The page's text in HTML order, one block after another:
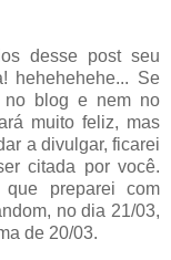
desse post seu
hehehehehe... Se
no blog e nem no
muito feliz, mas
a divulgar, ficarei
citada por você.
preparei com
no dia 21/03,
de 20/03.